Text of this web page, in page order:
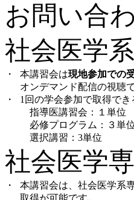
お問い合
社会医学
・ 本講習会は現地参加での
オンデマンド配信の視聴
・
1回の学会参加で取得でき
指導医講習会：１単位
必修プログラム：３単
選択講習：3単位
社会医学
・
本講習会は、社会医学系
取得が可能です。